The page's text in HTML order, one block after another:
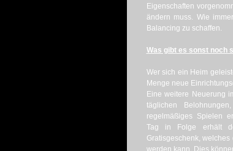
Eigenschaften
ändern muss. Wie
Balancing zu schaffen.
Was gibt es sonst noch
Wer sich ein Heim
Menge neue
Eine weitere Neuerung
täglichen
regelmäßiges Spielen
Tag in Folge erhält
Gratisgeschenk,
werden kann. Dies